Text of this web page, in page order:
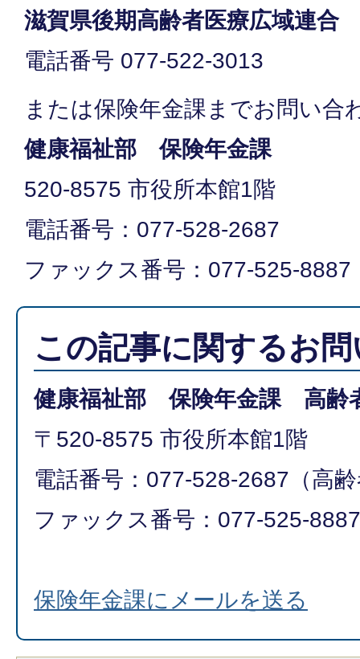
滋賀県後期高齢者医療広域連合
電話番号 077-522-3013
または保険年金課までお問い合
健康福祉部 保険年金課
520-8575 市役所本館1階
電話番号：077-528-2687
ファックス番号：077-525-8887
この記事に関するお
健康福祉部 保険年金課 高齢
〒520-8575 市役所本館1階
電話番号：077-528-2687（高
ファックス番号：077-525-8887
保険年金課にメールを送る